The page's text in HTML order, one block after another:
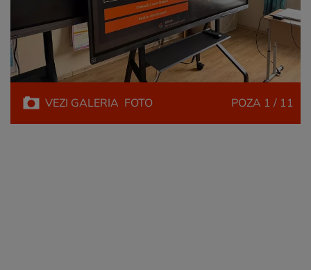
VEZI GALERIA FOTO POZA 1 / 11